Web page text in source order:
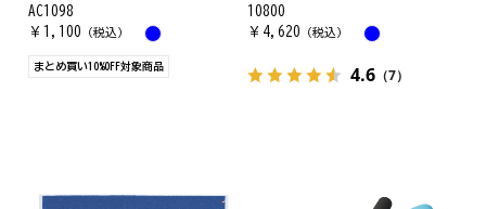
AC1098
￥ 1,100 （税込）
まとめ買い10%OFF対象商品
10800
￥ 4,620 （税込）
4.6（7）